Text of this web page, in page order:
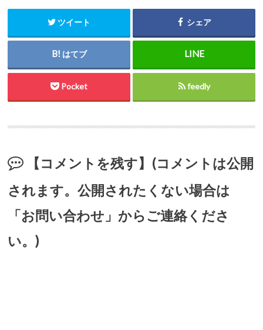
ツイート シェア
はてブ
Pocket feedly
【コメントを残す】(コメントは公開
されます。公開されたくない場合は
「お問い合わせ」からご連絡くださ
い。)